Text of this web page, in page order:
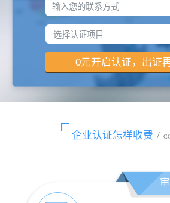
输入您的联系方式
企业认证怎样收费 /